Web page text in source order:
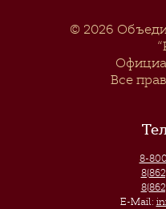
© 2026
Все
8-
E-Mail: